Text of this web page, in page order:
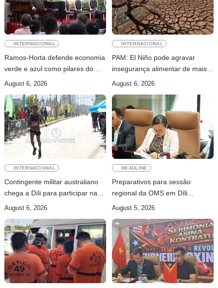
INTERNACIONAL
Ramos-Horta defende economia
verde e azul como pilares do
desenvolvimento sustentável de
August 6, 2026
INTERNACIONAL
PAM: El Niño pode agravar
insegurança alimentar de mais
49 milhões de pessoas até 2027
August 6, 2026
INTERNACIONAL
Contingente militar australiano
chega a Díli para participar na
Maratona Internacional de 2026
August 6, 2026
HEADLINE
Preparativos para sessão
regional da OMS em Díli
apresentados ao Conselho de
August 5, 2026